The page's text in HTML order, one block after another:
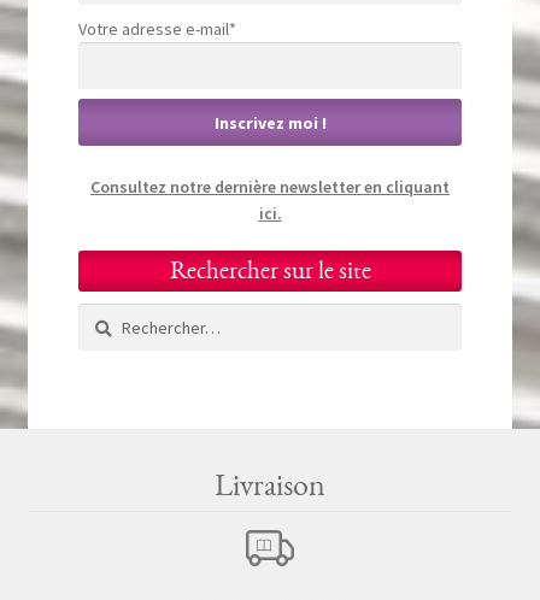
Votre adresse e-mail*
Consultez notre dernière newsletter en cliquant
ici.
Rechercher sur le site
Rechercher :
Livraison